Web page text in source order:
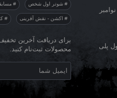
پلی
شوتر اول شخص
اکشن - نقش آفرینی
برای دریافت آخرین
محصولات ثبت‌نام کنید.